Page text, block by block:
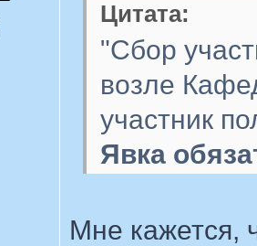
Цитата:
"Сбор
возле
участник
Явка
Мне кажется,